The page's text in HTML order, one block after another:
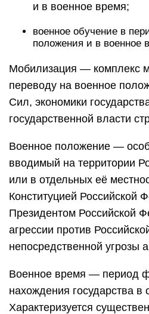
и в военное время;
военное обучение в
положения и в военное
Мобилизация — комплекс
переводу на военное
Сил, экономики
государственной власти
Военное положение —
вводимый на территории
или в отдельных её
Конституцией Российской
Президентом Российской
агрессии против
непосредственной угрозы
Военное время — период
нахождения государства в
Характеризуется